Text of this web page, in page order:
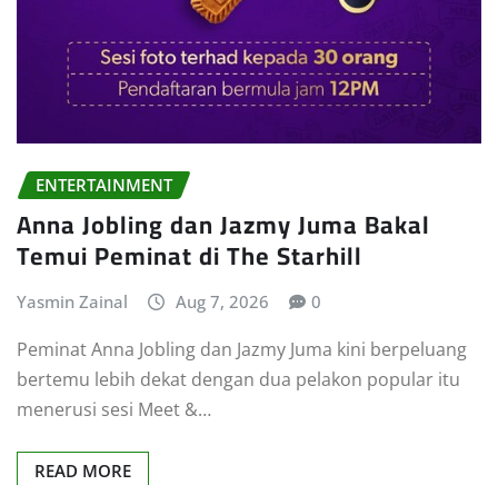
ENTERTAINMENT
Anna Jobling dan Jazmy Juma Bakal
Temui Peminat di The Starhill
Yasmin Zainal Aug 7, 2026 0
Peminat Anna Jobling dan Jazmy Juma kini berpeluang
bertemu lebih dekat dengan dua pelakon popular itu
menerusi sesi Meet &…
READ MORE